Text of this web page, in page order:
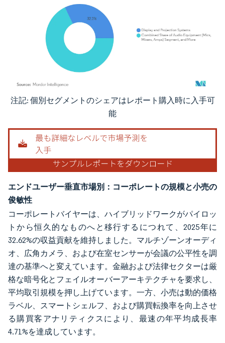
画像 © Mordor Intelligence。再利用にはCC BY 4.0の表示が必要です。
注記: 個別セグメントのシェアはレポート購入時に入手可
能
エンドユーザー垂直市場別：コーポレートの規模と小売の
俊敏性
コーポレートバイヤーは、ハイブリッドワークがパイロッ
トから恒久的なものへと移行するにつれて、2025年に
32.62%の収益貢献を維持しました。マルチゾーンオーディ
オ、広角カメラ、および在室センサーが会議の公平性を調
達の基準へと変えています。金融および法律セクターは厳
格な暗号化とフェイルオーバーアーキテクチャを要求し、
平均取引規模を押し上げています。一方、小売は動的価格
ラベル、スマートシェルフ、および購買転換率を向上させ
る購買客アナリティクスにより、最速の年平均成長率
4.71%を達成しています。